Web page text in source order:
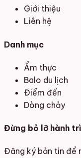
Giới thiệu
Liên hệ
Danh mục
Ẩm thực
Balo du lịch
Điểm đến
Dòng chảy
Đừng bỏ lỡ hành
Đăng ký bản tin để